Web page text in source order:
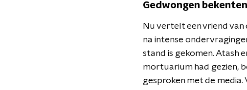
Gedwongen
Nu vertelt een vriend van
na intense
stand is gekomen. Atash
mortuarium had gezien,
gesproken met de